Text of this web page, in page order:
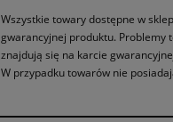
Wszystkie towary dostępne w
gwarancyjnej produktu. Problemy
znajdują się na karcie
W przypadku towarów nie